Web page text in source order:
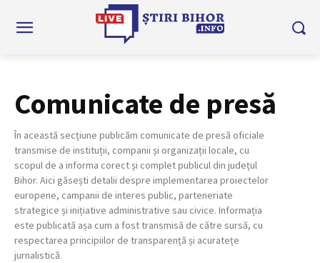
Comunicate de presă
În această secțiune publicăm comunicate de presă oficiale
transmise de instituții, companii și organizații locale, cu
scopul de a informa corect și complet publicul din județul
Bihor. Aici găsești detalii despre implementarea proiectelor
europene, campanii de interes public, parteneriate
strategice și inițiative administrative sau civice. Informația
este publicată așa cum a fost transmisă de către sursă, cu
respectarea principiilor de transparență și acuratețe
jurnalistică.